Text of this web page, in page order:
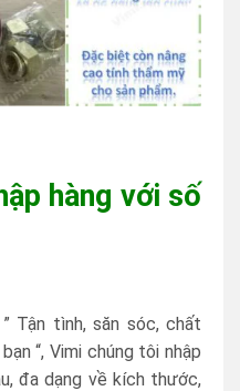
hàng với số
Tận tình, săn sóc, chất
“, Vimi chúng tôi nhập
đa dạng về kích thước,